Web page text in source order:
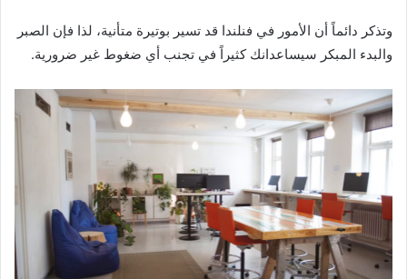
وتذكر دائماً أن الأمور في فنلندا قد تسير بوتيرة متأنية، لذا فإن الصبر
والبدء المبكر سيساعدانك كثيراً في تجنب أي ضغوط غير ضرورية.